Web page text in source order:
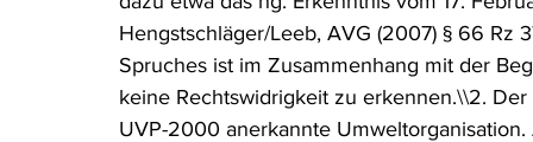
Hengstschläger/Leeb, AVG (2007) § 66 Rz
Spruches ist im Zusammenhang mit der
keine Rechtswidrigkeit zu erkennen.\\2.
UVP-2000 anerkannte